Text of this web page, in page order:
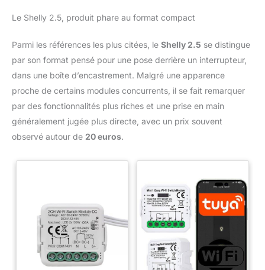
Le Shelly 2.5, produit phare au format compact
Parmi les références les plus citées, le Shelly 2.5 se distingue
par son format pensé pour une pose derrière un interrupteur,
dans une boîte d’encastrement. Malgré une apparence
proche de certains modules concurrents, il se fait remarquer
par des fonctionnalités plus riches et une prise en main
généralement jugée plus directe, avec un prix souvent
observé autour de 20 euros.